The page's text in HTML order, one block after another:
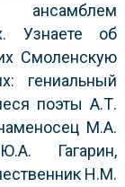
ансамблем
Узнаете об
Смоленскую
гениальный
поэты А.Т.
М.А.
Гагарин,
Н.М.